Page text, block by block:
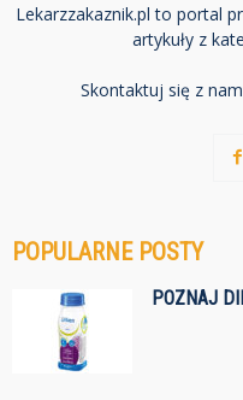
Lekarzzakaznik.pl to portal
artykuły z
Skontaktuj się z
POPULARNE POSTY
POZNAJ